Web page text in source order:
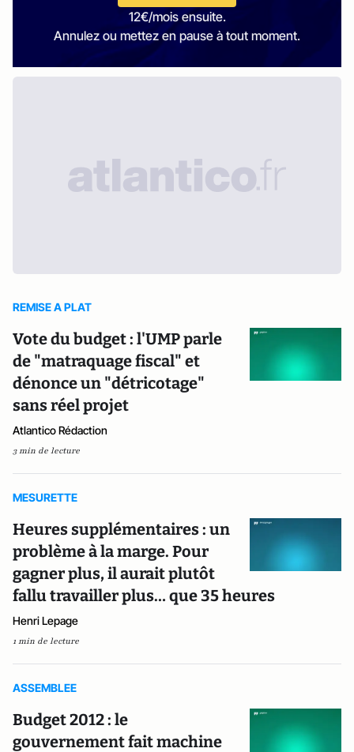
12€/mois ensuite.
Annulez ou mettez en pause à tout moment.
REMISE A PLAT
Vote du budget : l'UMP parle
de "matraquage fiscal" et
dénonce un "détricotage"
sans réel projet
Atlantico Rédaction
3 min de lecture
MESURETTE
Heures supplémentaires : un
problème à la marge. Pour
gagner plus, il aurait plutôt
fallu travailler plus… que 35 heures
Henri Lepage
1 min de lecture
ASSEMBLEE
Budget 2012 : le
gouvernement fait machine